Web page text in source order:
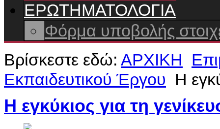
ΕΡΩΤΗΜΑΤΟΛΟΓΙΑ
Φόρμα υποβολής
Βρίσκεστε εδώ: ΑΡΧΙΚΗ
Εκπαιδευτικού Έργου Η
Η εγκύκιος για τη